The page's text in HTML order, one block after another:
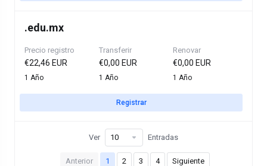
.edu.mx
Precio registro
€22,46 EUR
1 Año
Transferir
€0,00 EUR
1 Año
Renovar
€0,00 EUR
1 Año
Registrar
Anterior 1 2 3 4 Siguiente
Ver Entradas